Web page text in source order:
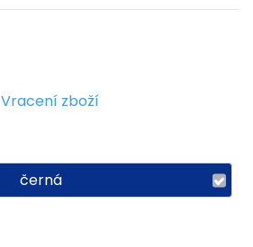
Vracení zboží
černá